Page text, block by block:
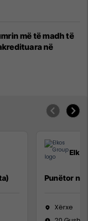
më të madh të
në
Punëtor në
Xërxe